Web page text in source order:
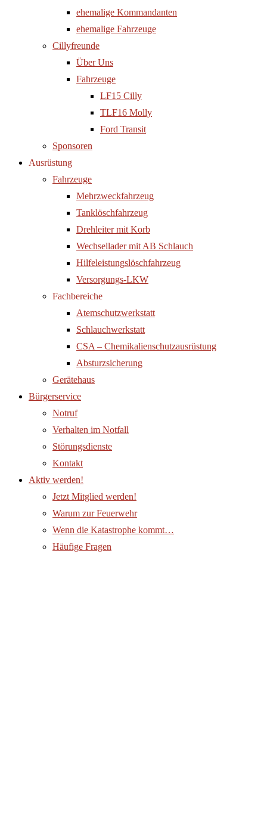
ehemalige Kommandanten
ehemalige Fahrzeuge
Cillyfreunde
Über Uns
Fahrzeuge
LF15 Cilly
TLF16 Molly
Ford Transit
Sponsoren
Ausrüstung
Fahrzeuge
Mehrzweckfahrzeug
Tanklöschfahrzeug
Drehleiter mit Korb
Wechsellader mit AB Schlauch
Hilfeleistungslöschfahrzeug
Versorgungs-LKW
Fachbereiche
Atemschutzwerkstatt
Schlauchwerkstatt
CSA – Chemikalienschutzausrüstung
Absturzsicherung
Gerätehaus
Bürgerservice
Notruf
Verhalten im Notfall
Störungsdienste
Kontakt
Aktiv werden!
Jetzt Mitglied werden!
Warum zur Feuerwehr
Wenn die Katastrophe kommt…
Häufige Fragen